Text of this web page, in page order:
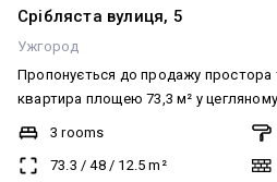
Срібляста вулиця, 5
Ужгород
Пропонується до продажу простора
квартира площею 73,3 м² у цегляному будинку.
• 1 поверх із 5 • Цегляний будинок •
підлога • Гардеробна • Балкон •
Побутова техніка залишається •
3 rooms
73.3 /48/ 12.5 m²